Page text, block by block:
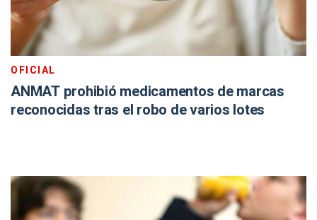
OFICIAL
ANMAT prohibió medicamentos de marcas
reconocidas tras el robo de varios lotes